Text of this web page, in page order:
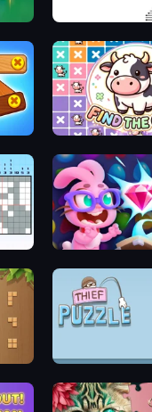
Find The Cow
Skydom: Reforged
Thief Puzzle